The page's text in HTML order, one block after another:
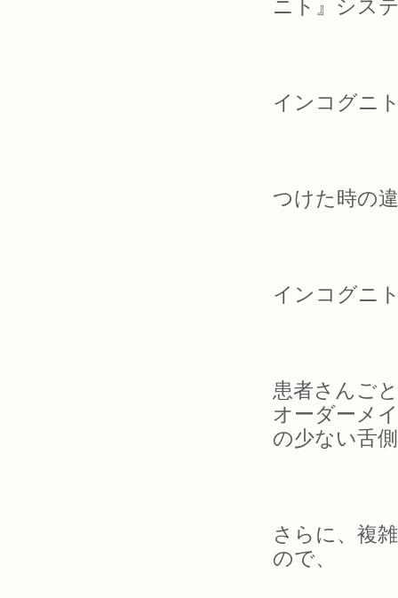
ニト』シス
インコグニ
つけた時の
インコグニ
患者さんご
オーダーメ
の少ない舌
さらに、複
ので、